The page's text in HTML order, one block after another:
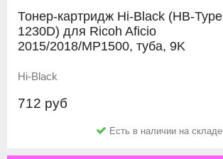
Тонер-картридж Hi-Black (HB-Type
1230D) для Ricoh Aficio
2015/2018/MP1500, туба, 9K
Hi-Black
712 руб
Есть в наличии на складе